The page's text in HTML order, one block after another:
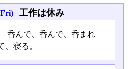
工作は休み
呑んで、呑んで、呑まれ
、寝る。